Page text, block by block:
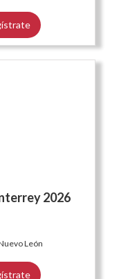
2026
León